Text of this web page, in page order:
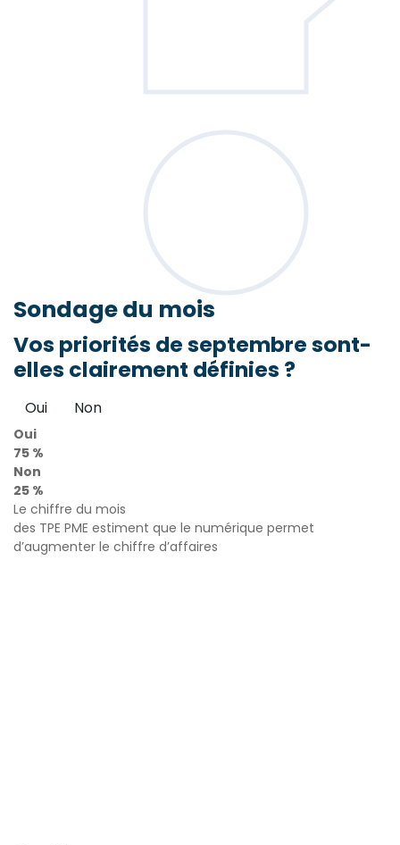
Sondagedu mois
Vos priorités de septembre sont-
elles clairement définies ?
Oui Non
Oui
75 %
Non
25 %
Le chiffre du mois
des TPE PME estiment que le numérique permet
d’augmenter le chiffre d’affaires